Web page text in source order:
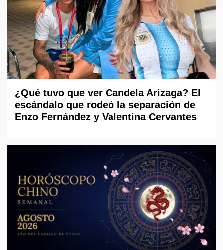
¿Qué tuvo que ver Candela Arizaga? El
escándalo que rodeó la separación de
Enzo Fernández y Valentina Cervantes